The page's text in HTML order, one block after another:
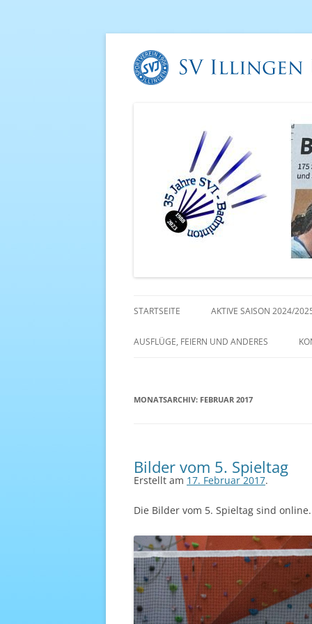
STARTSEITE AKTIVE SAISON 2024/
AKTIVE SAISON 2022/23
AUSFLÜGE, FEIERN UND ANDERES
MONATSARCHIV: FEBRUAR 2017
Bilder vom 5. Spieltag
Erstellt am 17. Februar 2017.
Die Bilder vom 5. Spieltag sind